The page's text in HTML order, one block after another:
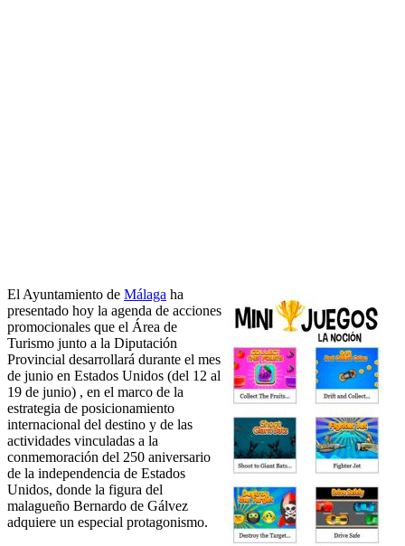
El Ayuntamiento de Málaga ha
presentado hoy la agenda de acciones
promocionales que el Área de
Turismo junto a la Diputación
Provincial desarrollará durante el mes
de junio en Estados Unidos (del 12 al
19 de junio) , en el marco de la
estrategia de posicionamiento
internacional del destino y de las
actividades vinculadas a la
conmemoración del 250 aniversario
de la independencia de Estados
Unidos, donde la figura del
malagueño Bernardo de Gálvez
adquiere un especial protagonismo.